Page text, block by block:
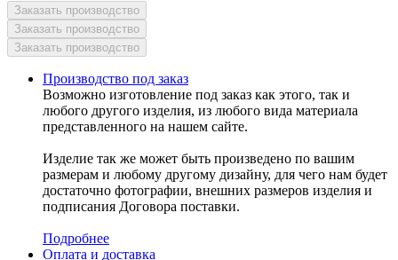
Производство под заказ
Возможно изготовление под заказ как этого, так и
любого другого изделия, из любого вида материала
представленного на нашем сайте.
Изделие так же может быть произведено по вашим
размерам и любому другому дизайну, для чего нам будет
достаточно фотографии, внешних размеров изделия и
подписания Договора поставки.
Подробнее
Оплата и доставка